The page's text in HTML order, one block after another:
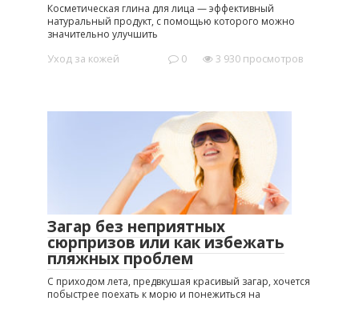
Косметическая глина для лица — эффективный
натуральный продукт, с помощью которого можно
значительно улучшить
Уход за кожей 0 3 930 просмотров
Загар без неприятных
сюрпризов или как избежать
пляжных проблем
С приходом лета, предвкушая красивый загар, хочется
побыстрее поехать к морю и понежиться на